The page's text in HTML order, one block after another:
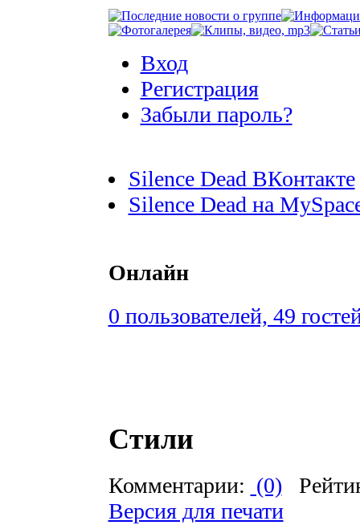
Вход
Регистрация
Забыли пароль?
Silence Dead ВКонтакте
Silence Dead на
Онлайн
0 пользователей, 49
Стили
Комментарии: (0)
Версия для печати